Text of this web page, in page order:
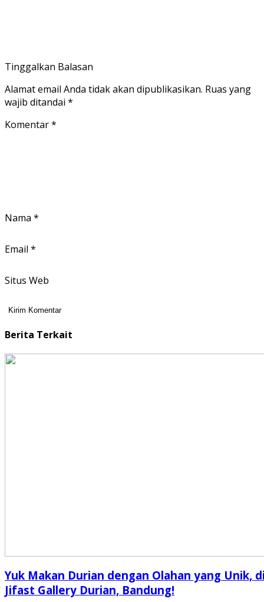
Tinggalkan Balasan
Alamat email Anda tidak akan dipublikasikan. Ruas yang
wajib ditandai *
Komentar*
Nama *
Email *
Situs Web
Berita Terkait
Yuk Makan Durian dengan Olahan yang Unik,
Jifast Gallery Durian, Bandung!